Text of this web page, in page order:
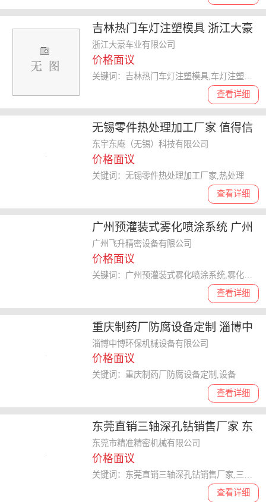
吉林热门车灯注塑模具 浙江大豪
车业供应
浙江大豪车业有限公司
价格面议
查看详细
无锡零件热处理加工厂家 值得信
赖 东宇东庵科技供应
东宇东庵（无锡）科技有限公司
价格面议
查看详细
关键词：无锡零件热处理加工厂家,热处理
广州预灌装式雾化喷涂系统 广州
飞升精密设备供应
广州飞升精密设备有限公司
价格面议
查看详细
关键词：广州预灌装式雾化喷涂系统,雾化喷涂
重庆制药厂防腐设备定制 淄博中
博环保机械设备供应
淄博中博环保机械设备有限公司
价格面议
查看详细
关键词：重庆制药厂防腐设备定制,设备
东莞直销三轴深孔钻销售厂家 东
莞市精准精密机械供应
东莞市精准精密机械有限公司
价格面议
查看详细